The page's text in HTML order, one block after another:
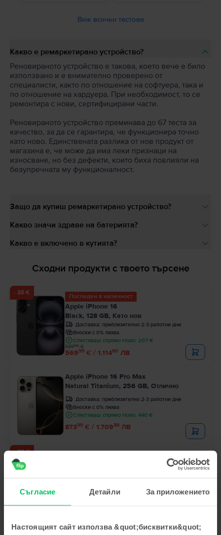
Съгласие Детайли За приложението
Настоящият сайт използва &quot;бисквитки&quot;
Виж всички тестове
Какво е ремаркетирано устройство?
Реновираното устройство е такова, което вече е било
използвано и е внимателно проверено от
специалисти, както по отношение на софтуера, така и
по отношение на хардуера. При необходимост, то се
ремонтира с нови, сертифицирани части.
Реновираното устройство преминава до 67 теста за
качество, за да се гарантира, че функционира точно
като ново. Единствената разлика от нов продукт от
магазина е, че може да има леки признаци на
износване, но без дефекти, които биха повлияли на
безупречната му функционалност.
Защо да купиш ремаркетирано устройство?
Какво значи здраве на батерията?
Какво е включено в кутията?
Сходни продукти с твоето търсене
- 20 €
Последен в наличност
Apple iPhone 16
Black, 128 GB, Като нов
Доставка: приблизително 2-3 работни дни
Вноски с 0% лихва
Спестяваш спрямо Ново: 207 €
56999 € / 1.11480 ЛВ
58999€
Apple iPhone 16 Pro Max
Natural Titanium, 256 GB, Отлично
Доставка: приблизително 2-3 работни дни
Вноски с 0% лихва
Спестяваш спрямо Ново: 440 €
87399 € / 1.70938 ЛВ
- 23 €
Вноски с 0% лихва